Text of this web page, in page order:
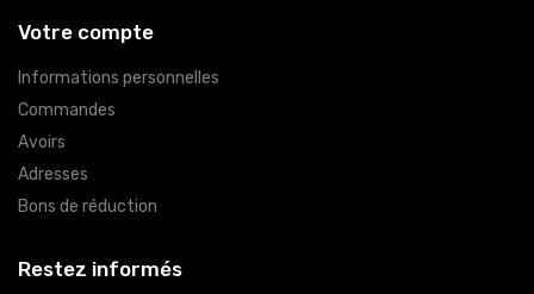
Votre compte
Informations personnelles
Commandes
Avoirs
Adresses
Bons de réduction
Restez informés